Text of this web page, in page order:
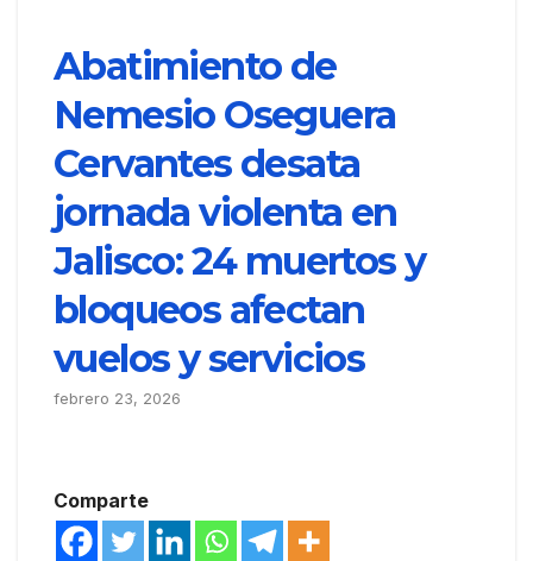
Abatimiento de
Nemesio Oseguera
Cervantes desata
jornada violenta en
Jalisco: 24 muertos y
bloqueos afectan
vuelos y servicios
febrero 23, 2026
Comparte